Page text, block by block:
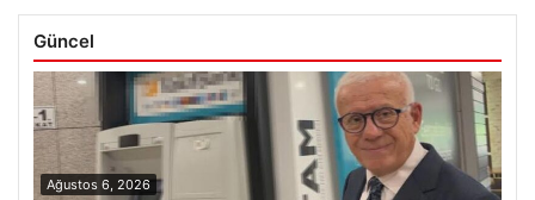
Güncel
Ağustos 6, 2026